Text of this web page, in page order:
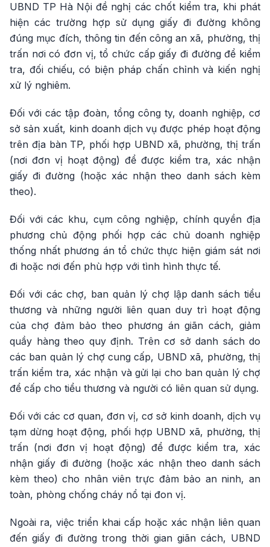
UBND TP Hà Nội đề nghị các chốt kiểm tra, khi phát
hiện các trường hợp sử dụng giấy đi đường không
đúng mục đích, thông tin đến công an xã, phường, thị
trấn nơi có đơn vị, tổ chức cấp giấy đi đường để kiểm
tra, đối chiếu, có biện pháp chấn chỉnh và kiến nghị
xử lý nghiêm.
Đối với các tập đoàn, tổng công ty, doanh nghiệp, cơ
sở sản xuất, kinh doanh dịch vụ được phép hoạt động
trên địa bàn TP, phối hợp UBND xã, phường, thị trấn
(nơi đơn vị hoạt động) để được kiểm tra, xác nhận
giấy đi đường (hoặc xác nhận theo danh sách kèm
theo).
Đối với các khu, cụm công nghiệp, chính quyền địa
phương chủ động phối hợp các chủ doanh nghiệp
thống nhất phương án tổ chức thực hiện giám sát nơi
đi hoặc nơi đến phù hợp với tình hình thực tế.
Đối với các chợ, ban quản lý chợ lập danh sách tiểu
thương và những người liên quan duy trì hoạt động
của chợ đảm bảo theo phương án giãn cách, giảm
quầy hàng theo quy định. Trên cơ sở danh sách do
các ban quản lý chợ cung cấp, UBND xã, phường, thị
trấn kiểm tra, xác nhận và gửi lại cho ban quản lý chợ
để cấp cho tiểu thương và người có liên quan sử dụng.
Đối với các cơ quan, đơn vị, cơ sở kinh doanh, dịch vụ
tạm dừng hoạt động, phối hợp UBND xã, phường, thị
trấn (nơi đơn vị hoạt động) để được kiểm tra, xác
nhận giấy đi đường (hoặc xác nhận theo danh sách
kèm theo) cho nhân viên trực đảm bảo an ninh, an
toàn, phòng chống cháy nổ tại đon vị.
Ngoài ra, việc triển khai cấp hoặc xác nhận liên quan
đến giấy đi đường trong thời gian giãn cách, UBND